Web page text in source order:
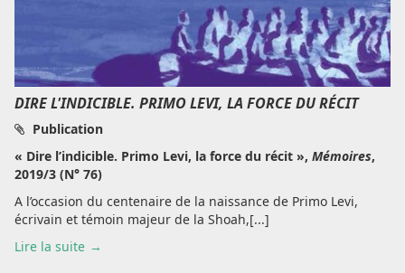
DIRE L'INDICIBLE. PRIMO LEVI, LA FORCE DU RÉCIT
Publication
« Dire l’indicible. Primo Levi, la force du récit », Mémoires,
2019/3 (N° 76)
A l’occasion du centenaire de la naissance de Primo Levi,
écrivain et témoin majeur de la Shoah,[...]
Lire la suite